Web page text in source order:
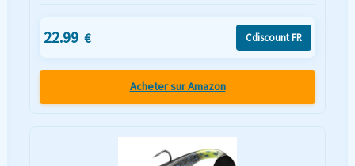
22.99 € Cdiscount FR
Acheter sur Amazon